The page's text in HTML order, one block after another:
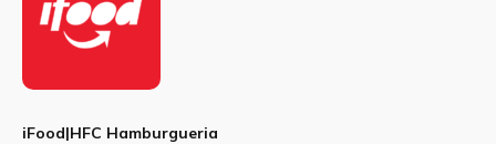
iFood|HFC Hamburgueria